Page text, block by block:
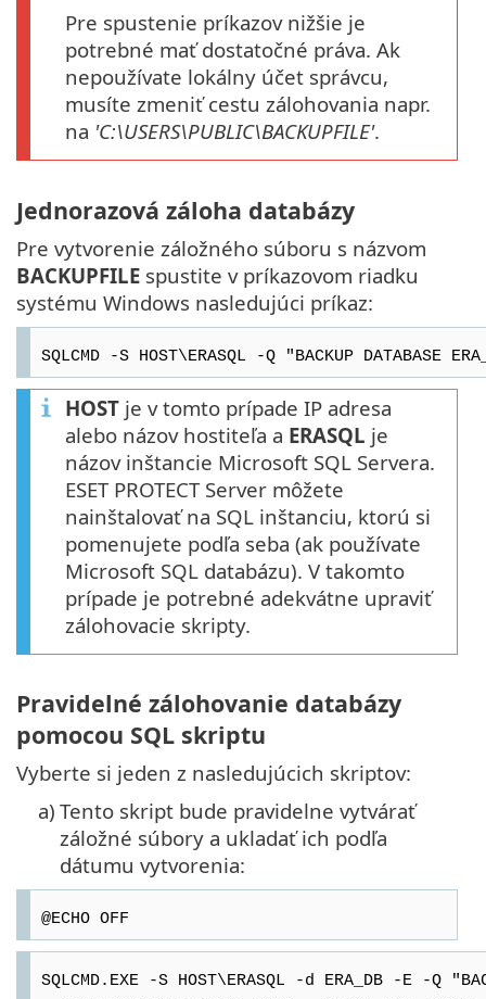
Pre spustenie príkazov nižšie je
potrebné mať dostatočné práva. Ak
nepoužívate lokálny účet správcu,
musíte zmeniť cestu zálohovania napr.
na 'C:\USERS\PUBLIC\BACKUPFILE'.
Jednorazová záloha databázy
Pre vytvorenie záložného súboru s názvom
BACKUPFILE spustite v príkazovom riadku
systému Windows nasledujúci príkaz:
SQLCMD -S HOST\ERASQL -Q "BACKUP DATABASE
HOST je v tomto prípade IP adresa
alebo názov hostiteľa a ERASQL je
názov inštancie Microsoft SQL Servera.
ESET PROTECT Server môžete
nainštalovať na SQL inštanciu, ktorú si
pomenujete podľa seba (ak používate
Microsoft SQL databázu). V takomto
prípade je potrebné adekvátne upraviť
zálohovacie skripty.
Pravidelné zálohovanie databázy
pomocou SQL skriptu
Vyberte si jeden z nasledujúcich skriptov:
a) Tento skript bude pravidelne vytvárať
záložné súbory a ukladať ich podľa
dátumu vytvorenia:
@ECHO OFF
SQLCMD.EXE -S HOST\ERASQL -d ERA_DB -E -Q